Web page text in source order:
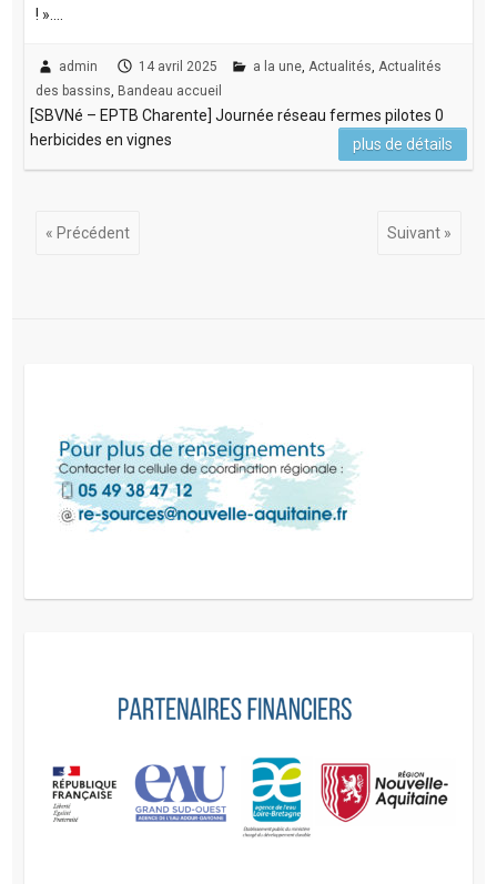
! ».…
admin 14 avril 2025 a la une, Actualités Actualités
des bassins Bandeau accueil
[SBVNé – EPTB Charente] Journée réseau fermes pilotes 0
herbicides en vignes
plus de détails
« Précédent Suivant »